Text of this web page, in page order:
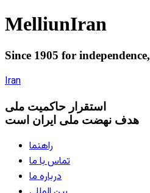
MelliunIran
Since 1905 for independence,
Iran
استقرار حاکميت ملی
هدف نهضت ملی ایران است
راهنما
تماس با ما
درباره ما